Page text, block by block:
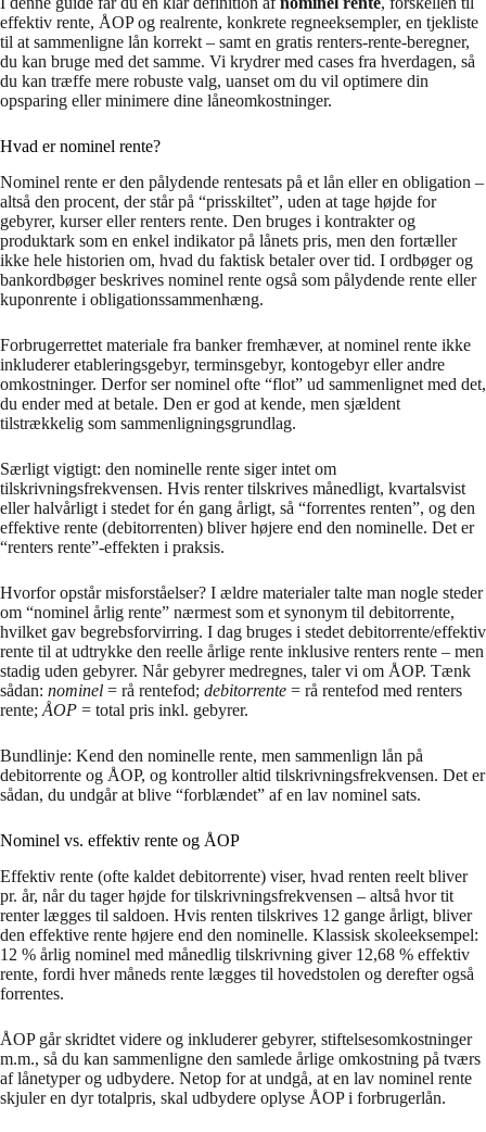
effektiv rente, ÅOP og realrente, konkrete regneeksempler, en tjekliste
til at sammenligne lån korrekt – samt en gratis renters-rente-beregner,
du kan bruge med det samme. Vi krydrer med cases fra hverdagen, så
du kan træffe mere robuste valg, uanset om du vil optimere din
opsparing eller minimere dine låneomkostninger.
Hvad er nominel rente?
Nominel rente er den pålydende rentesats på et lån eller en obligation –
altså den procent, der står på “prisskiltet”, uden at tage højde for
gebyrer, kurser eller renters rente. Den bruges i kontrakter og
produktark som en enkel indikator på lånets pris, men den fortæller
ikke hele historien om, hvad du faktisk betaler over tid. I ordbøger og
bankordbøger beskrives nominel rente også som pålydende rente eller
kuponrente i obligationssammenhæng.
Forbrugerrettet materiale fra banker fremhæver, at nominel rente ikke
inkluderer etableringsgebyr, terminsgebyr, kontogebyr eller andre
omkostninger. Derfor ser nominel ofte “flot” ud sammenlignet med det,
du ender med at betale. Den er god at kende, men sjældent
tilstrækkelig som sammenligningsgrundlag.
Særligt vigtigt: den nominelle rente siger intet om
tilskrivningsfrekvensen. Hvis renter tilskrives månedligt, kvartalsvist
eller halvårligt i stedet for én gang årligt, så “forrentes renten”, og den
effektive rente (debitorrenten) bliver højere end den nominelle. Det er
“renters rente”-effekten i praksis.
Hvorfor opstår misforståelser? I ældre materialer talte man nogle steder
om “nominel årlig rente” nærmest som et synonym til debitorrente,
hvilket gav begrebsforvirring. I dag bruges i stedet debitorrente/effektiv
rente til at udtrykke den reelle årlige rente inklusive renters rente – men
stadig uden gebyrer. Når gebyrer medregnes, taler vi om ÅOP. Tænk
sådan: nominel = rå rentefod; debitorrente = rå rentefod med renters
rente; ÅOP = total pris inkl. gebyrer.
Bundlinje: Kend den nominelle rente, men sammenlign lån på
debitorrente og ÅOP, og kontroller altid tilskrivningsfrekvensen. Det er
sådan, du undgår at blive “forblændet” af en lav nominel sats.
Nominel vs. effektiv rente og ÅOP
Effektiv rente (ofte kaldet debitorrente) viser, hvad renten reelt bliver
pr. år, når du tager højde for tilskrivningsfrekvensen – altså hvor tit
renter lægges til saldoen. Hvis renten tilskrives 12 gange årligt, bliver
den effektive rente højere end den nominelle. Klassisk skoleeksempel:
12 % årlig nominel med månedlig tilskrivning giver 12,68 % effektiv
rente, fordi hver måneds rente lægges til hovedstolen og derefter også
forrentes.
ÅOP går skridtet videre og inkluderer gebyrer, stiftelsesomkostninger
m.m., så du kan sammenligne den samlede årlige omkostning på tværs
af lånetyper og udbydere. Netop for at undgå, at en lav nominel rente
skjuler en dyr totalpris, skal udbydere oplyse ÅOP i forbrugerlån.